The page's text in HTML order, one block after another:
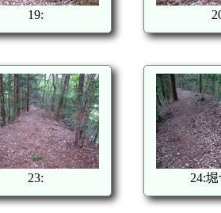
19:
23: 24: